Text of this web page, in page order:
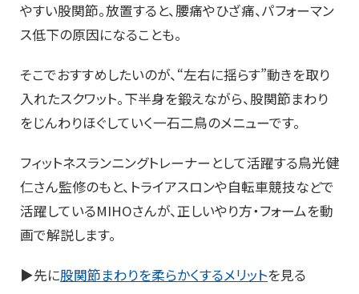
やすい股関節。放置すると、腰痛やひざ痛、パフォーマン
ス低下の原因になることも。
そこでおすすめしたいのが、“左右に揺らす”動きを取り
入れたスクワット。下半身を鍛えながら、股関節まわり
をじんわりほぐしていく一石二鳥のメニューです。
フィットネスランニングトレーナーとして活躍する鳥光健
仁さん監修のもと、トライアスロンや自転車競技などで
活躍しているMIHOさんが、正しいやり方・フォームを動
画で解説します。
▶先に股関節まわりを柔らかくするメリットを見る